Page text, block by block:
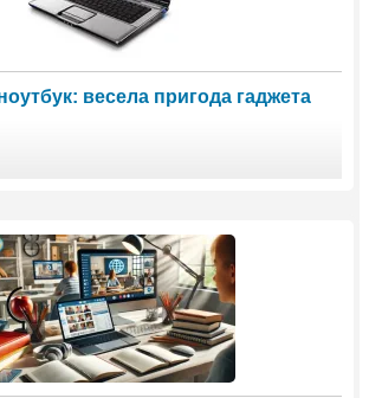
весела пригода гаджета